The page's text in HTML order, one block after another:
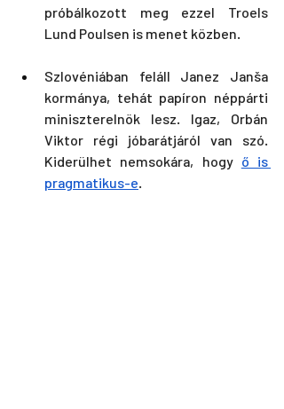
próbálkozott meg ezzel Troels
Lund Poulsen is menet közben.
Szlovéniában feláll Janez Janša
kormánya, tehát papíron néppárti
miniszterelnök lesz. Igaz, Orbán
Viktor régi jóbarátjáról van szó.
Kiderülhet nemsokára, hogy ő is
pragmatikus-e